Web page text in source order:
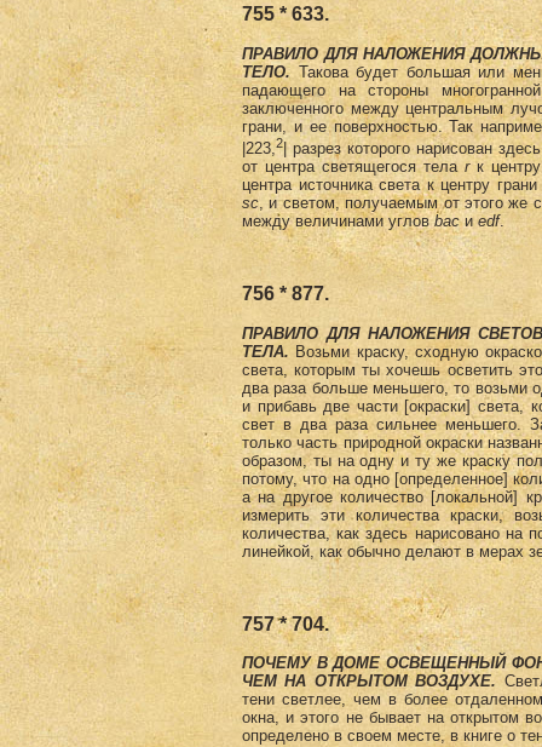
755 * 633.
ПРАВИЛО ДЛЯ НАЛОЖЕНИЯ
ТЕЛО. Такова будет большая или
падающего на стороны
заключенного между центральным
грани, и ее поверхностью. Так
|223,2 | разрез которого нарисован
от центра светящегося телаrк
центра источника света к центру
sc, и светом, получаемым от этого же
между величинами угловbаси edf.
756 * 877.
ПРАВИЛО ДЛЯ НАЛОЖЕНИЯ
ТЕЛА. Возьми краску, сходную
света, которым ты хочешь осветить
два раза больше меньшего, то возьми
и прибавь две части [окраски] света,
свет в два раза сильнее меньшего.
только часть природной окраски
образом, ты на одну и ту же краску
потому, что на одно [определенное]
а на другое количество [локальной]
измерить эти количества краски,
количества, как здесь нарисовано на
линейкой, как обычно делают в мерах
757 * 704.
ПОЧЕМУ В ДОМЕ ОСВЕЩЕННЫЙ
ЧЕМ НА ОТКРЫТОМ ВОЗДУХЕ.
тени светлее, чем в более
окна, и этого не бывает на открытом
определено в своем месте, в книге о